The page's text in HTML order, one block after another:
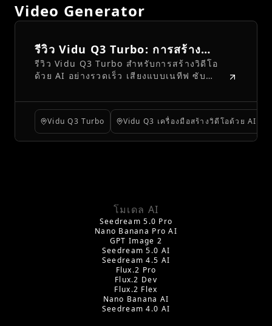
Video Generator
รีวิว Vidu Q3 Turbo: การสร้าง
วิดีโอด้วย AI ที่รวดเร็ว พร้อมเสียง
ในตัว
รีวิว Vidu Q3 Turbo สำหรับการสร้างวิดีโอ
ด้วย AI อย่างรวดเร็ว เสียงแบบเนทีฟ ซับ
UGC และการทดสอบอย่างรวดเร็ว
Vidu Q3 Turbo Vidu Q3 เครื่องมือสร้างวิดีโอด้วย AI
โมเดล AI
Seedream 5.0 Pro
Nano Banana Pro AI
GPT Image 2
Seedream 5.0 AI
Seedream 4.5 AI
Flux.2 Pro
Flux.2 Dev
Flux.2 Flex
Nano Banana AI
Seedream 4.0 AI